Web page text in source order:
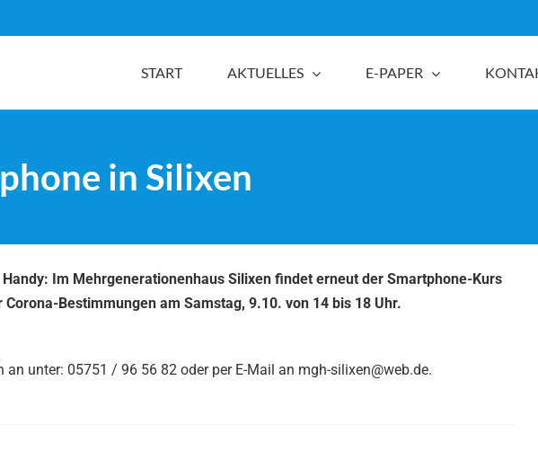
START AKTUELLES E-PAPER
in Silixen
Im Mehrgenerationenhaus Silixen findet erneut der Smartphone-Kurs
Bestimmungen am Samstag, 9.10. von 14 bis 18 Uhr.
an unter: 05751 / 96 56 82 oder per E-Mail an mgh-silixen@web.de.